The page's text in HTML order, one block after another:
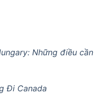
Những điều cần
Đi Canada